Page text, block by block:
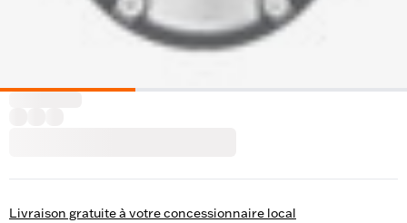
Livraison gratuite à votre concessionnaire local